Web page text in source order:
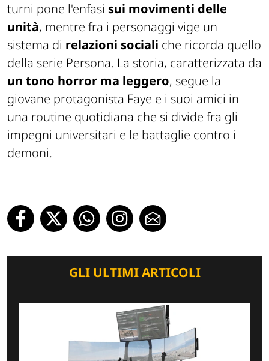
turni pone l'enfasi sui movimenti delle
unità, mentre fra i personaggi vige un
sistema di relazioni sociali che ricorda quello
della serie Persona. La storia, caratterizzata da
un tono horror ma leggero, segue la
giovane protagonista Faye e i suoi amici in
una routine quotidiana che si divide fra gli
impegni universitari e le battaglie contro i
demoni.
GLI ULTIMI ARTICOLI